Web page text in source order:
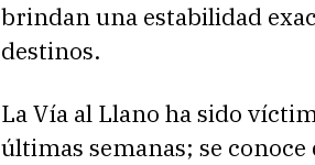
brindan una estabilidad
destinos.
La Vía al Llano ha sido
últimas semanas; se conoce